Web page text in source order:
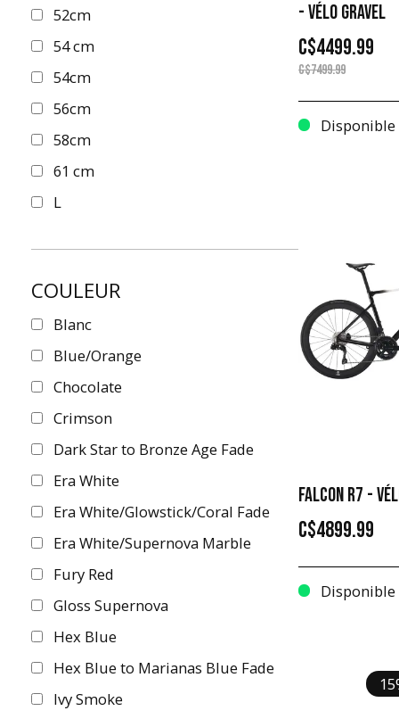
52cm
54 cm
54cm
56cm
58cm
61 cm
L
XL
XS
50
56 cm
M
52
54
56
58
58 cm
60
44
47
49
COULEUR
Blanc
Blue/Orange
Chocolate
Crimson
Dark Star to Bronze Age Fade
Era White
Era White/Glowstick/Coral Fade
Era White/Supernova Marble
Fury Red
Gloss Supernova
Hex Blue
Hex Blue to Marianas Blue Fade
Ivy Smoke
- VÉLO GRAVEL
C$4499.99
C$7499.99
Disponible
FALCON R7 -
C$4899.99
Disponible